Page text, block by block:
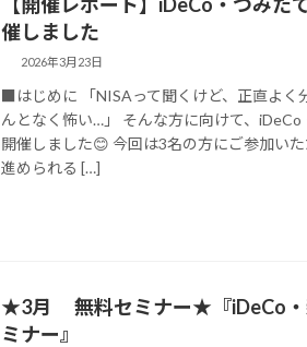
催しました
2026年3月23日
■はじめに 「NISAって聞くけど、正直よく
んとなく怖い…」 そんな方に向けて、
開催しました😊 今回は3名の方にご参加い
進められる […]
★3月 無料セミナー★『iDeCo・
ミナー』